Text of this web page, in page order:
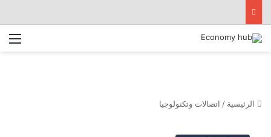
الرئيسية / اتصالات وتكنولوجيا